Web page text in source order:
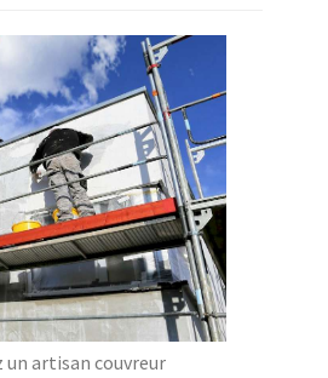
un artisan couvreur